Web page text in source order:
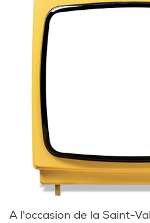
A l'occasion de la Saint-